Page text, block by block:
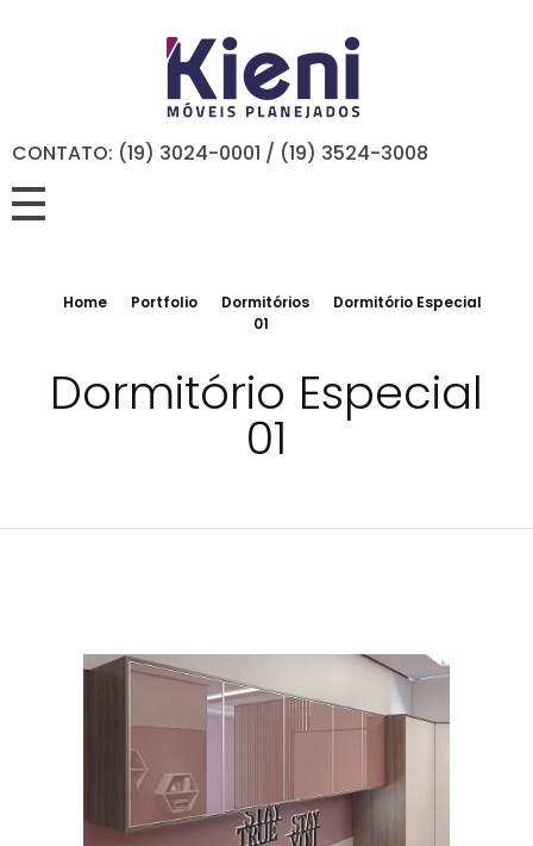
CONTATO: (19) 3024-0001 / (19) 3524-3008
Home Portfolio Dormitórios
Dormitório Especial
01
Dormitório Especial
01